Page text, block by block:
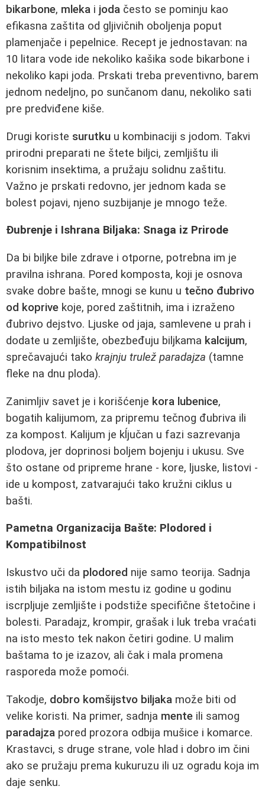
bikarbone, mleka i joda često se pominju kao
efikasna zaštita od gljivičnih oboljenja poput
plamenjače i pepelnice. Recept je jednostavan: na
10 litara vode ide nekoliko kašika sode bikarbone i
nekoliko kapi joda. Prskati treba preventivno, barem
jednom nedeljno, po sunčanom danu, nekoliko sati
pre predviđene kiše.
Drugi koriste surutku u kombinaciji s jodom. Takvi
prirodni preparati ne štete biljci, zemljištu ili
korisnim insektima, a pružaju solidnu zaštitu.
Važno je prskati redovno, jer jednom kada se
bolest pojavi, njeno suzbijanje je mnogo teže.
Đubrenje i Ishrana Biljaka: Snaga iz Prirode
Da bi biljke bile zdrave i otporne, potrebna im je
pravilna ishrana. Pored komposta, koji je osnova
svake dobre bašte, mnogi se kunu u tečno đubrivo
od koprive koje, pored zaštitnih, ima i izraženo
đubrivo dejstvo. Ljuske od jaja, samlevene u prah i
dodate u zemljište, obezbeđuju biljkama kalcijum,
sprečavajući tako krajnju trulež paradajza (tamne
fleke na dnu ploda).
Zanimljiv savet je i korišćenje kora lubenice,
bogatih kalijumom, za pripremu tečnog đubriva ili
za kompost. Kalijum je kĺjučan u fazi sazrevanja
plodova, jer doprinosi boljem bojenju i ukusu. Sve
što ostane od pripreme hrane - kore, ljuske, listovi -
ide u kompost, zatvarajući tako kružni ciklus u
bašti.
Pametna Organizacija Bašte: Plodored i
Kompatibilnost
Iskustvo uči da plodored nije samo teorija. Sadnja
istih biljaka na istom mestu iz godine u godinu
iscrpljuje zemljište i podstiže specifične štetočine i
bolesti. Paradajz, krompir, grašak i luk treba vraćati
na isto mesto tek nakon četiri godine. U malim
baštama to je izazov, ali čak i mala promena
rasporeda može pomoći.
Takodje, dobro komšijstvo biljaka može biti od
velike koristi. Na primer, sadnja mente ili samog
paradajza pored prozora odbija mušice i komarce.
Krastavci, s druge strane, vole hlad i dobro im čini
ako se pružaju prema kukuruzu ili uz ogradu koja im
daje senku.